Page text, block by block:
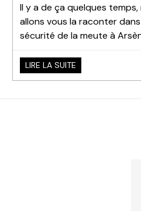
Il y a de ça quelques
allons vous la raconter
sécurité de la meute à
LIRE LA SUITE